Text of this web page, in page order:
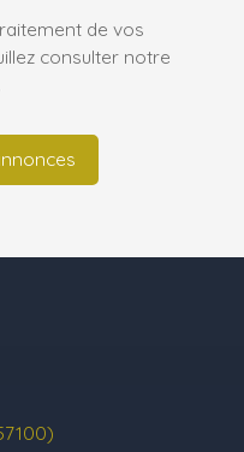
de vos
consulter notre